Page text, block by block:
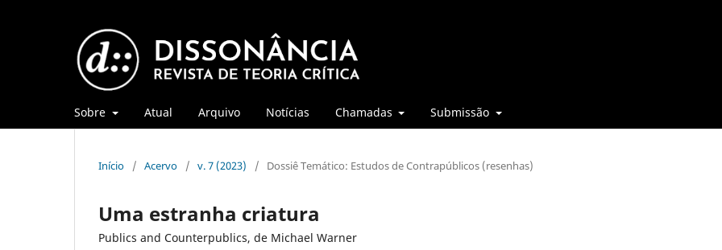
Sobre Atual Arquivo Notícias Chamadas Submissão
Início / Acervo / v. 7 (2023) / Dossiê Temático: Estudos de Contrapúblicos (resenhas)
Uma estranha criatura
Publics and Counterpublics, de Michael Warner